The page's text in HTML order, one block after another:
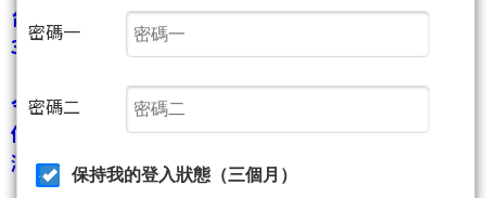
台股今（8日）加權股價指數收盤報15,818.20點，跌
39.69點，跌幅0.25％，成交量為2,453.58億元。
今天盤面以儲能概念股表現優異，飛宏、建碁 直衝漲
停，華孚也一度逼近漲停，最後拉回收在68.90元，上
漲5.19％。
密碼一
密碼二
保持我的登入狀態（三個月）